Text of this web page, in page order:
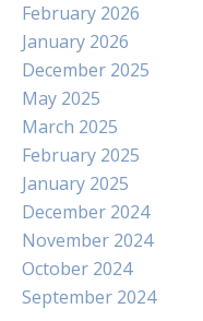
February 2026
January 2026
December 2025
May 2025
March 2025
February 2025
January 2025
December 2024
November 2024
October 2024
September 2024